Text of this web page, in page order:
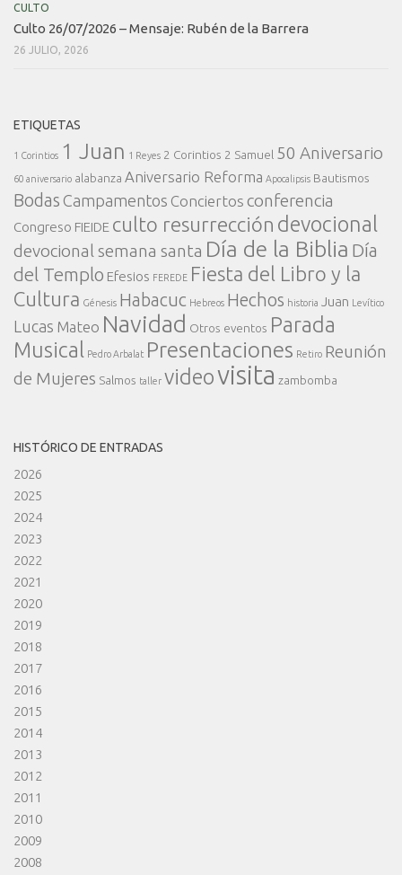
CULTO
Culto 26/07/2026 – Mensaje: Rubén de la Barrera
26 JULIO, 2026
ETIQUETAS
1 Corintios 1 Juan 1 Reyes 2 Corintios 2 Samuel 50 Aniversario
60 aniversario alabanza Aniversario Reforma Apocalipsis Bautismos
Bodas Campamentos Conciertos conferencia
Congreso FIEIDE culto resurrección devocional
devocional semana santa Día de la Biblia Día
del Templo Efesios FEREDE Fiesta del Libro y la
Cultura Génesis Habacuc Hebreos Hechos historia Juan Levítico
Lucas Mateo Navidad Otros eventos Parada
Musical
Pedro Arbalat Presentaciones Retiro Reunión
de Mujeres Salmos taller videovisita zambomba
HISTÓRICO DE ENTRADAS
2026
2025
2024
2023
2022
2021
2020
2019
2018
2017
2016
2015
2014
2013
2012
2011
2010
2009
2008